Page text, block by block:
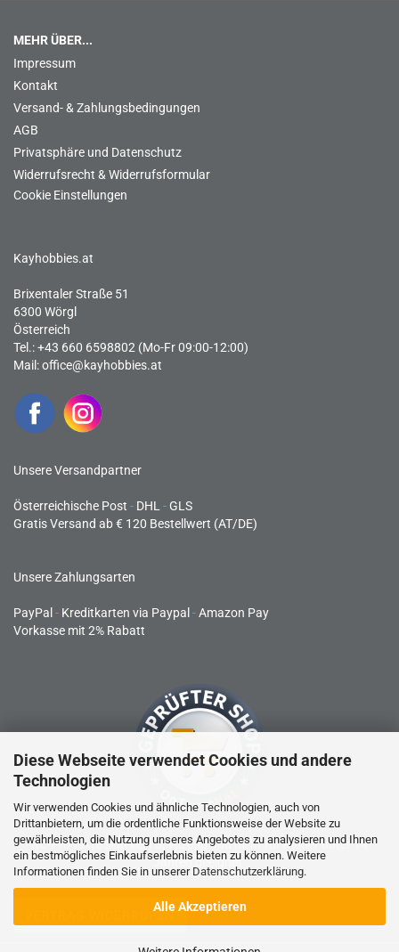
Diese Webseite verwendet Cookies und andere
Technologien
Wir verwenden Cookies und ähnliche Technologien, auch von
Drittanbietern, um die ordentliche Funktionsweise der Website zu
gewährleisten, die Nutzung unseres Angebotes zu analysieren und Ihnen
ein bestmögliches Einkaufserlebnis bieten zu können. Weitere
Informationen finden Sie in unserer Datenschutzerklärung.
Alle Akzeptieren
MEHR ÜBER...
Impressum
Kontakt
Versand- & Zahlungsbedingungen
AGB
Privatsphäre und Datenschutz
Widerrufsrecht & Widerrufsformular
Cookie Einstellungen
Kayhobbies.at
Brixentaler Straße 51
6300 Wörgl
Österreich
Tel.: +43 660 6598802 (Mo-Fr 09:00-12:00)
Mail:office@kayhobbies.at
Unsere Versandpartner
Österreichische Post - DHL -GLS
Gratis Versand ab € 120 Bestellwert (AT/DE)
Unsere Zahlungsarten
PayPal - Kreditkarten via Paypal -Amazon Pay
Vorkasse mit 2% Rabatt
RC-Produkte sind kein Spielzeug und nicht für Kinder unter 14
Jahren geeignet.
VERTRAG WIDERRUFEN